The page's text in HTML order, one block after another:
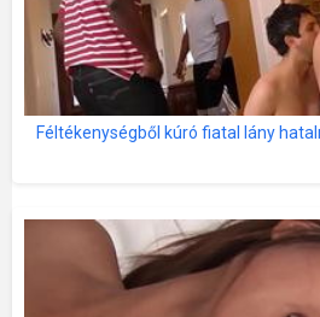
Féltékenységből kúró fiatal lány